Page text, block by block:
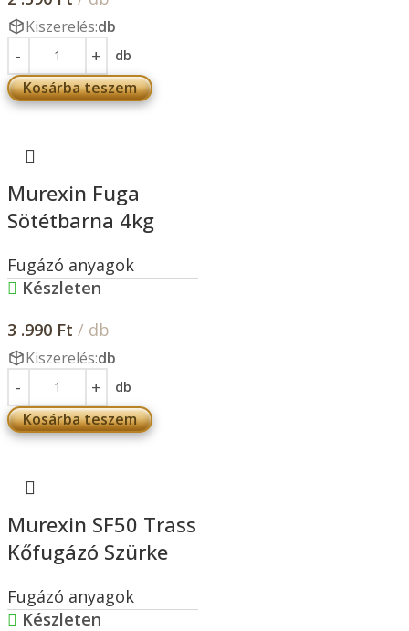
Kiszerelés:db
db
Kosárba teszem
Murexin Fuga
Sötétbarna 4kg
Fugázó anyagok
Készleten
3 .990 Ft / db
Kiszerelés:db
db
Kosárba teszem
Murexin SF50 Trass
Kőfugázó Szürke
Fugázó anyagok
Készleten